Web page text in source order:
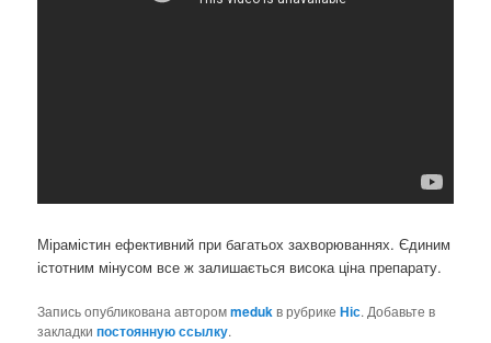
Мірамістин ефективний при багатьох захворюваннях. Єдиним
істотним мінусом все ж залишається висока ціна препарату.
Запись опубликована авторомmedukв рубрикеНіс. Добавьте в
закладкипостоянную ссылку.